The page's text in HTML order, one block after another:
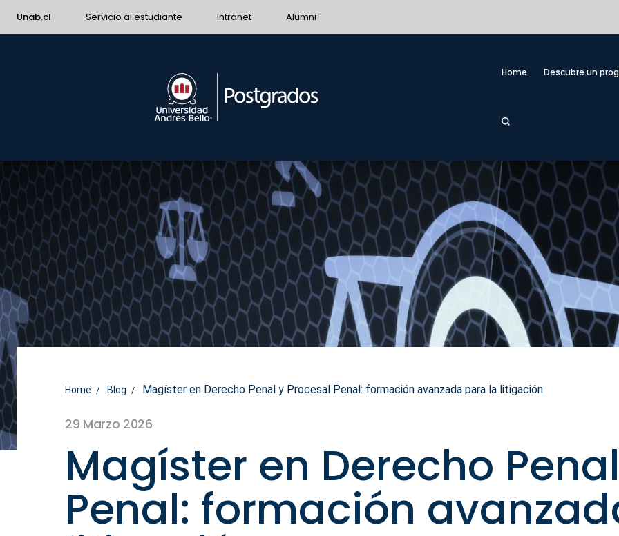
Unab.cl Servicio al estudiante Intranet Alumni
Home Descubre un
Home Blog Magíster en Derecho Penal y Procesal Penal: formación avanzada para la litigación
29 Marzo 2026
Magíster en Derecho
Penal: formación